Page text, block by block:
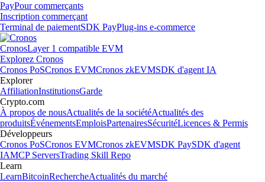
PayPour commerçants
Inscription commerçant
Terminal de paiementSDK PayPlug-ins e-commerce
CronosLayer 1 compatible EVM
Explorez Cronos
Cronos PoSCronos EVMCronos zkEVMSDK d'agent IA
Explorer
AffiliationInstitutionsGarde
Crypto.com
À propos de nousActualités de la sociétéActualités des
produitsÉvénementsEmploisPartenairesSécuritéLicences & Permis
Développeurs
Cronos PoSCronos EVMCronos zkEVMSDK PaySDK d'agent
IAMCP ServersTrading Skill Repo
Learn
LearnBitcoinRechercheActualités du marché